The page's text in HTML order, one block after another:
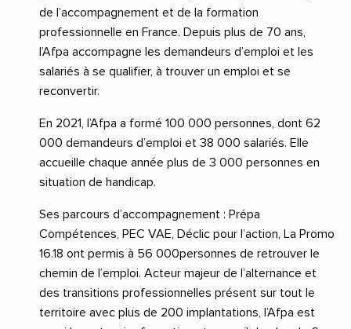
de l’accompagnement et de la formation
professionnelle en France. Depuis plus de 70 ans,
l’Afpa accompagne les demandeurs d’emploi et les
salariés à se qualifier, à trouver un emploi et se
reconvertir.
En 2021, l’Afpa a formé 100 000 personnes, dont 62
000 demandeurs d’emploi et 38 000 salariés. Elle
accueille chaque année plus de 3 000 personnes en
situation de handicap.
Ses parcours d’accompagnement : Prépa
Compétences, PEC VAE, Déclic pour l’action, La Promo
16.18 ont permis à 56 000personnes de retrouver le
chemin de l’emploi. Acteur majeur de l’alternance et
des transitions professionnelles présent sur tout le
territoire avec plus de 200 implantations, l’Afpa est